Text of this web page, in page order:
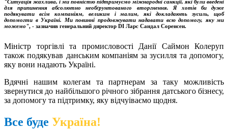
"Ситуація жахлива, і ми повністю підтримуємо міжнародні санкції, які були введені
для припинення абсолютно необґрунтованого вторгнення. Я хотів би дуже
подякувати всім компаніям, великим і малим, які докладають зусиль, щоб
допомогти в Україні. Ми повинні продовжувати надавати всю допомогу, яку ми
можемо", - зазначив генеральний директор DI Ларс Сандал Соренсен.
Міністр торгівлі та промисловості Данії Саймон Колеруп
також подякував данським компаніям за зусилля та допомогу,
яку вони надають Україні.
Вдячні нашим колегам та партнерам за таку можливість
звернутися до найбільшого річного зібрання датського бізнесу,
за допомогу та підтримку, яку відчуіваємо щодня.
Все буде Україна!